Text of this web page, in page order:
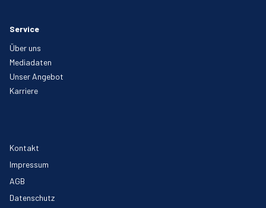
Service
Über uns
Mediadaten
Unser Angebot
Karriere
Kontakt
Impressum
AGB
Datenschutz